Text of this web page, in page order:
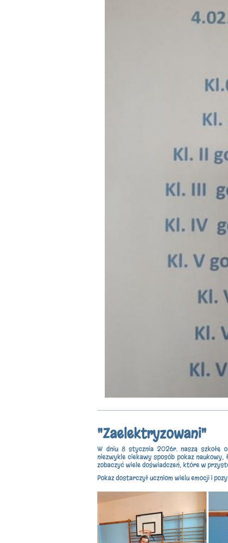
"Zaelektryzowani"
W dniu 8 stycznia 2026r. naszą szkołę
niezwykle ciekawy sposób pokaz
zobaczyć wiele doświadczeń, które w
Pokaz dostarczył uczniom wielu emocji i